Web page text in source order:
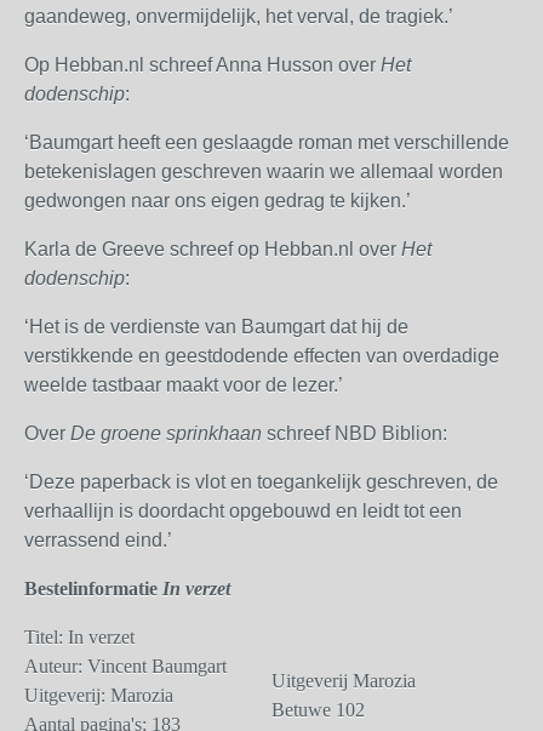
gaandeweg, onvermijdelijk, het verval, de tragiek.’
Op Hebban.nl schreef Anna Husson over Het
dodenschip:
‘Baumgart heeft een geslaagde roman met verschillende
betekenislagen geschreven waarin we allemaal worden
gedwongen naar ons eigen gedrag te kijken.’
Karla de Greeve schreef op Hebban.nl over Het
dodenschip:
‘Het is de verdienste van Baumgart dat hij de
verstikkende en geestdodende effecten van overdadige
weelde tastbaar maakt voor de lezer.’
Over De groene sprinkhaan schreef NBD Biblion:
‘Deze paperback is vlot en toegankelijk geschreven, de
verhaallijn is doordacht opgebouwd en leidt tot een
verrassend eind.’
Bestelinformatie In verzet
Titel: In verzet
Auteur: Vincent Baumgart
Uitgeverij: Marozia
Aantal pagina's: 183
Uitgeverij Marozia
Betuwe 102